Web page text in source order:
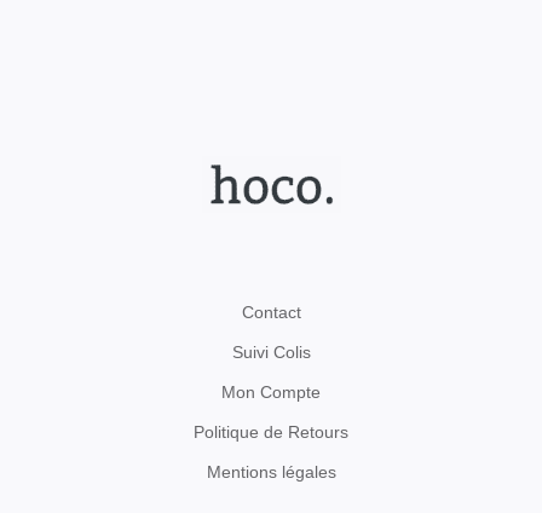
Contact
Suivi Colis
Mon Compte
Politique de Retours
Mentions légales